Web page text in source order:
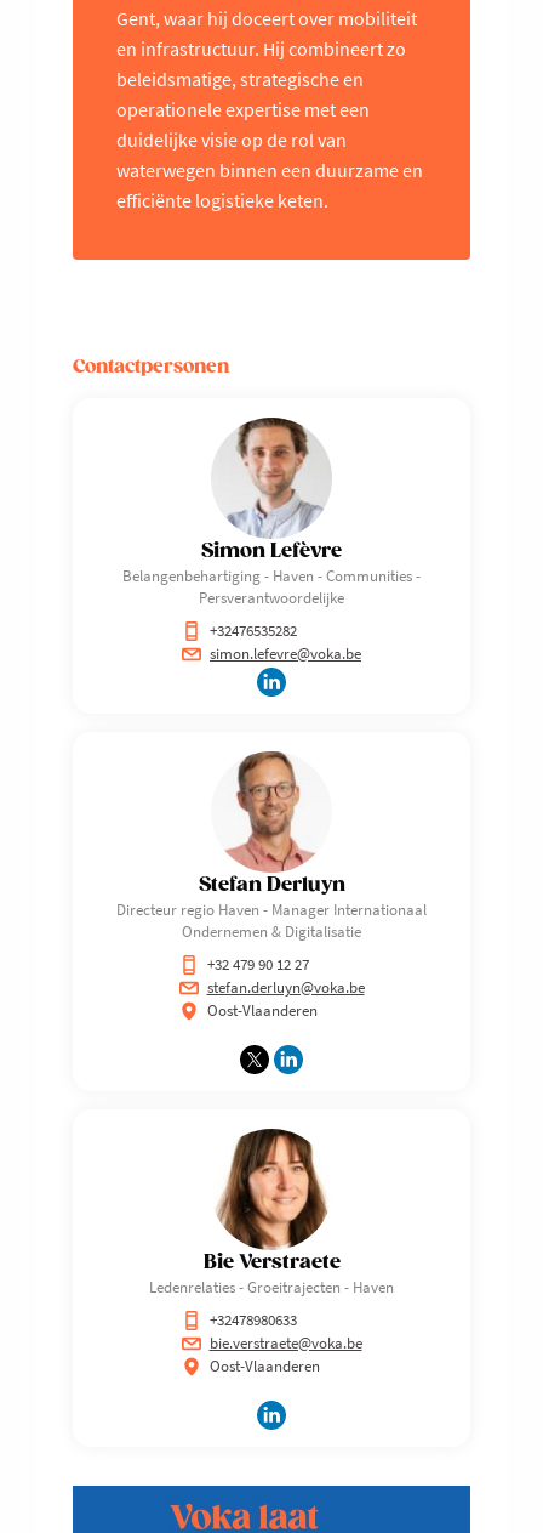
Gent, waar hij doceert over mobiliteit
en infrastructuur. Hij combineert zo
beleidsmatige, strategische en
operationele expertise met een
duidelijke visie op de rol van
waterwegen binnen een duurzame en
efficiënte logistieke keten.
Contactpersonen
Simon Lefèvre
Belangenbehartiging - Haven - Communities -
Persverantwoordelijke
+32476535282
simon.lefevre@voka.be
Stefan Derluyn
Directeur regio Haven - Manager Internationaal
Ondernemen & Digitalisatie
+32 479 90 12 27
stefan.derluyn@voka.be
Oost-Vlaanderen
Bie Verstraete
Ledenrelaties - Groeitrajecten - Haven
+32478980633
bie.verstraete@voka.be
Oost-Vlaanderen